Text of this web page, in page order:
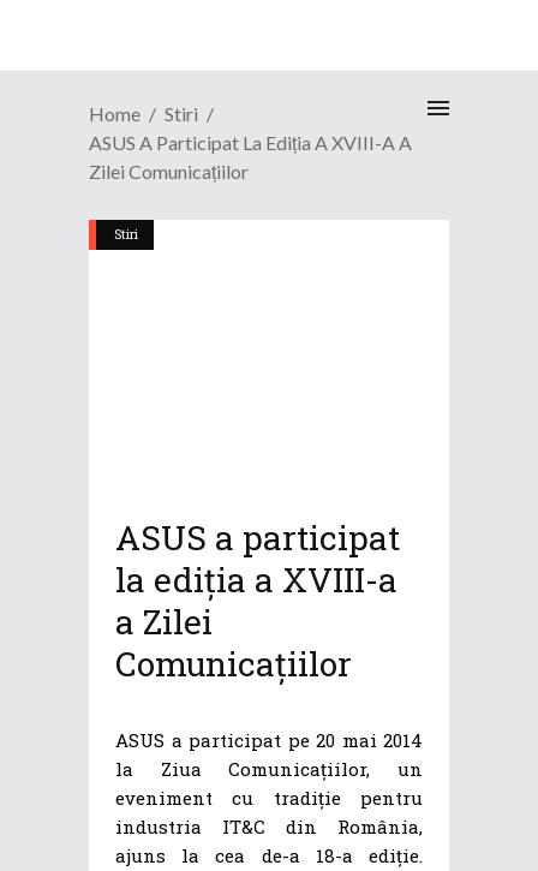
Home
Stiri
ASUS A Participat La Ediția A XVIII-A A
Zilei Comunicațiilor
Stiri
ASUS a participat
la ediția a XVIII-a
a Zilei
Comunicațiilor
ASUS a participat pe 20 mai 2014
la Ziua Comunicațiilor, un
eveniment cu tradiție pentru
industria IT&C din România,
ajuns la cea de-a 18-a ediție.